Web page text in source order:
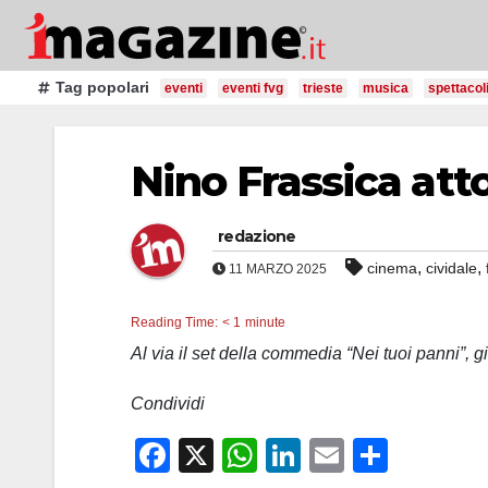
Salta
contenutoTag popolari eventi eventi fvg trieste musica spettacoli
Nino Frassica
redazione
11 MARZO 2025 cinema, cividale,
Reading Time: < 1 minute
Al via il set della commedia “Nei tuoi panni”,
Condividi
F
X
W
Li
E